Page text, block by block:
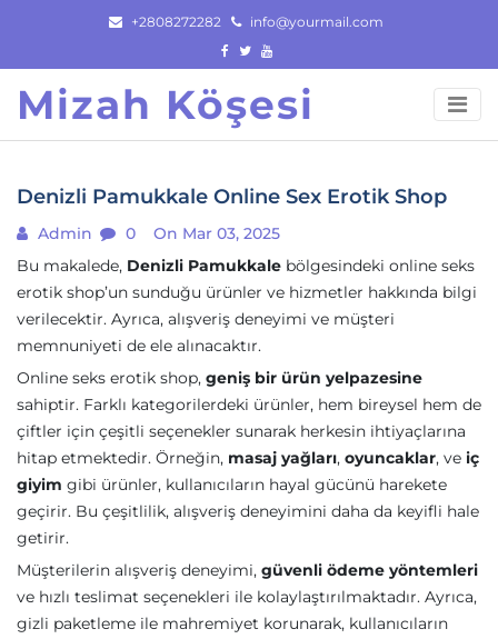
content
+2808272282 info@yourmail.com
Mizah Köşesi
Denizli Pamukkale Online Sex Erotik Shop
Admin 0
On Mar 03, 2025
Bu makalede, Denizli Pamukkale bölgesindeki online seks
erotik shop’un sunduğu ürünler ve hizmetler hakkında bilgi
verilecektir. Ayrıca, alışveriş deneyimi ve müşteri
memnuniyeti de ele alınacaktır.
Online seks erotik shop, geniş bir ürün yelpazesine
sahiptir. Farklı kategorilerdeki ürünler, hem bireysel hem de
çiftler için çeşitli seçenekler sunarak herkesin ihtiyaçlarına
hitap etmektedir. Örneğin, masaj yağları, oyuncaklar, ve iç
giyim gibi ürünler, kullanıcıların hayal gücünü harekete
geçirir. Bu çeşitlilik, alışveriş deneyimini daha da keyifli hale
getirir.
Müşterilerin alışveriş deneyimi, güvenli ödeme yöntemleri
ve hızlı teslimat seçenekleri ile kolaylaştırılmaktadır. Ayrıca,
gizli paketleme ile mahremiyet korunarak, kullanıcıların